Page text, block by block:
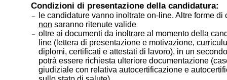
Condizioni di presentazione della candidatura:
le candidature vanno inoltrate on-line. Altre forme di
non saranno ritenute valide
oltre ai documenti da inoltrare al momento della
line (lettera di presentazione e motivazione,
diplomi, certificati e attestati di lavoro), in un
potrà essere richiesta ulteriore documentazione
giudiziale con relativa autocertificazione e